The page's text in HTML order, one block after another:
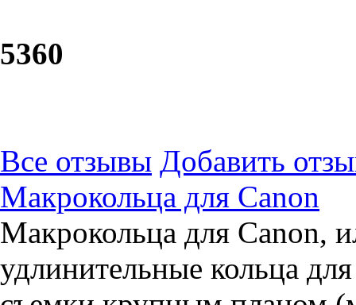
5360
Все отзывы Добавить
Макрокольца для Canon
Макрокольца для Canon,
удлинительные кольца